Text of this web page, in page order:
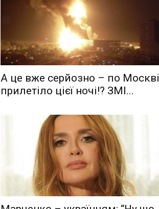
А це вже серйозно – по Москві
прилетіло цієї ночі!? ЗМІ...